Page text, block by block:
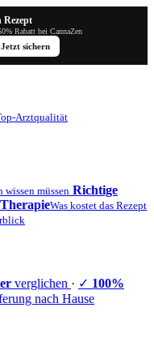
Rezept
Rabatt bei CannaZen
Jetzt sichern
Arztqualität
wissen müssen Richtige
Was kostet das Rezept
verglichen · ✓ 100%
nach Hause